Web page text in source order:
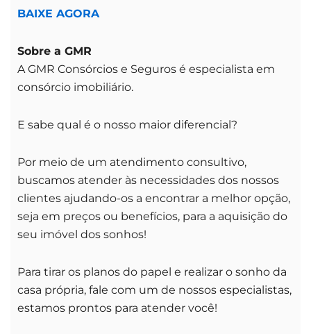
BAIXE AGORA
Sobre a GMR
A GMR Consórcios e Seguros é especialista em
consórcio imobiliário.
E sabe qual é o nosso maior diferencial?
Por meio de um atendimento consultivo,
buscamos atender às necessidades dos nossos
clientes ajudando-os a encontrar a melhor opção,
seja em preços ou benefícios, para a aquisição do
seu imóvel dos sonhos!
Para tirar os planos do papel e realizar o sonho da
casa própria, fale com um de nossos especialistas,
estamos prontos para atender você!